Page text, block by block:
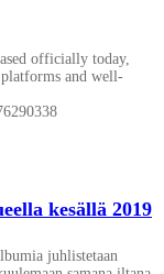
officially today,
and well-
kesällä 2019
juhlistetaan